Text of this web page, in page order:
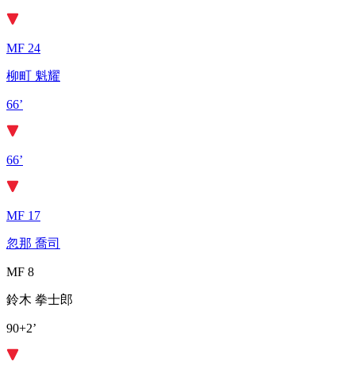
MF 24
柳町 魁耀
66’
66’
MF 17
忽那 喬司
MF 8
鈴木 拳士郎
90+2’